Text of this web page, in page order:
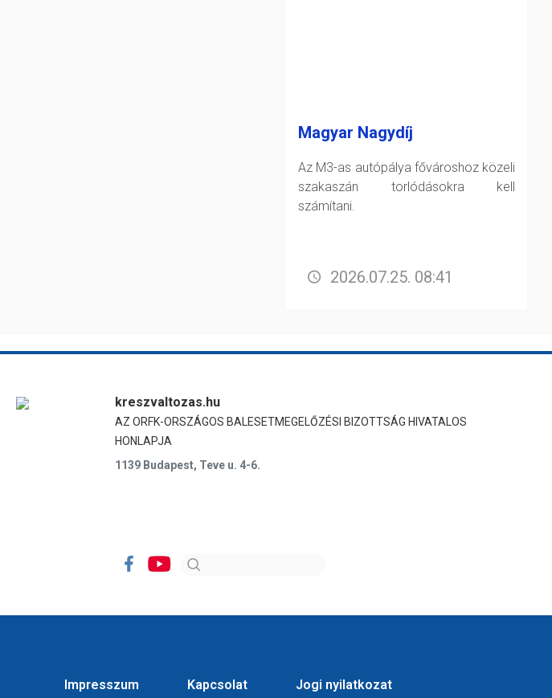
Magyar Nagydíj
Az M3-as autópálya fővároshoz közeli
szakaszán torlódásokra kell
számítani.
2026.07.25. 08:41
kreszvaltozas.hu
AZ ORFK-ORSZÁGOS BALESETMEGELŐZÉSI BIZOTTSÁG HIVATALOS
HONLAPJA
1139 Budapest, Teve u. 4-6.
Impresszum Kapcsolat Jogi nyilatkozat